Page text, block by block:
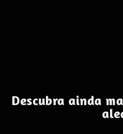
Descubra ainda